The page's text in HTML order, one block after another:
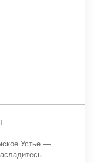
Устье —